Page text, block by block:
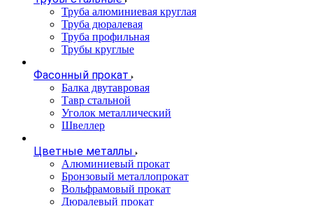
Труба алюминиевая круглая
Труба дюралевая
Труба профильная
Трубы круглые
Фасонный прокат
Балка двутавровая
Тавр стальной
Уголок металлический
Швеллер
Цветные металлы
Алюминиевый прокат
Бронзовый металлопрокат
Вольфрамовый прокат
Дюралевый прокат